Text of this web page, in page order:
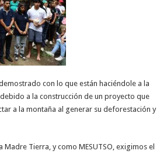
con lo que están haciéndole a la
a la construcción de un proyecto que
a la montaña al generar su deforestación y
Tierra, y como MESUTSO, exigimos el